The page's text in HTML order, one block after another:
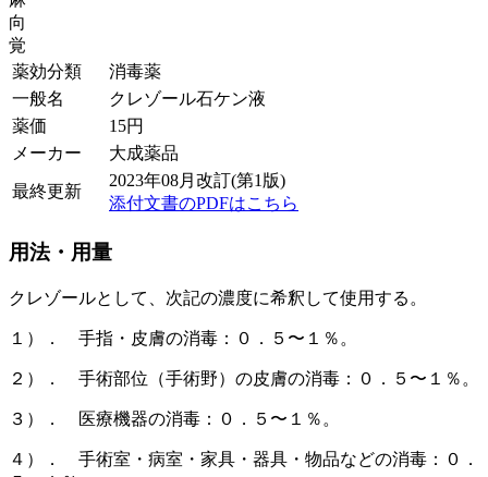
向
覚
薬効分類
消毒薬
一般名
クレゾール石ケン液
薬価
15円
メーカー
大成薬品
最終更新
2023年08月改訂(第1版)
添付文書のPDFはこちら
用法・用量
クレゾールとして、次記の濃度に希釈して使用する。
１）． 手指・皮膚の消毒：０．５〜１％。
２）． 手術部位（手術野）の皮膚の消毒：０．５〜１％。
３）． 医療機器の消毒：０．５〜１％。
４）． 手術室・病室・家具・器具・物品などの消毒：０．